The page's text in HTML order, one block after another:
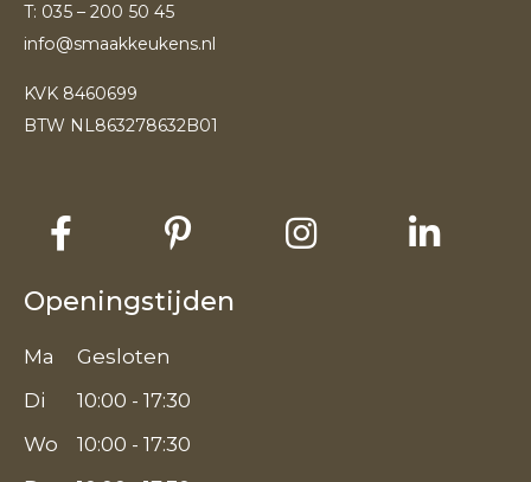
T: 035 – 200 50 45
info@smaakkeukens.nl
KVK 8460699
BTW NL863278632B01
Openingstijden
Ma
Gesloten
Di
10:00 - 17:30
Wo
10:00 - 17:30